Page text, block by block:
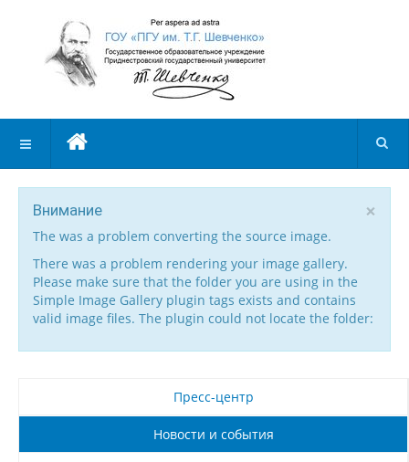
×
Внимание
The was a problem converting the source image.
There was a problem rendering your image gallery.
Please make sure that the folder you are using in the
Simple Image Gallery plugin tags exists and contains
valid image files. The plugin could not locate the folder:
Пресс-центр
Новости и события